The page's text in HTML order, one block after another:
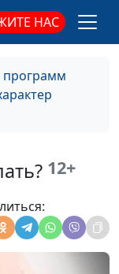
НАС
программ
12+
#43
#40